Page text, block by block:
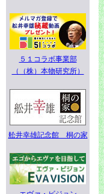
５１コラボ事業部
（（株）本物研究所）
舩井幸雄記念館 桐の家